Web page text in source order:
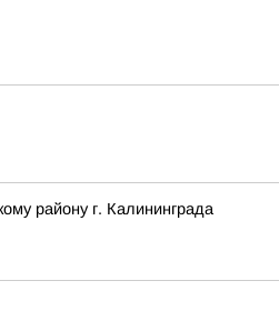
району г. Калининграда